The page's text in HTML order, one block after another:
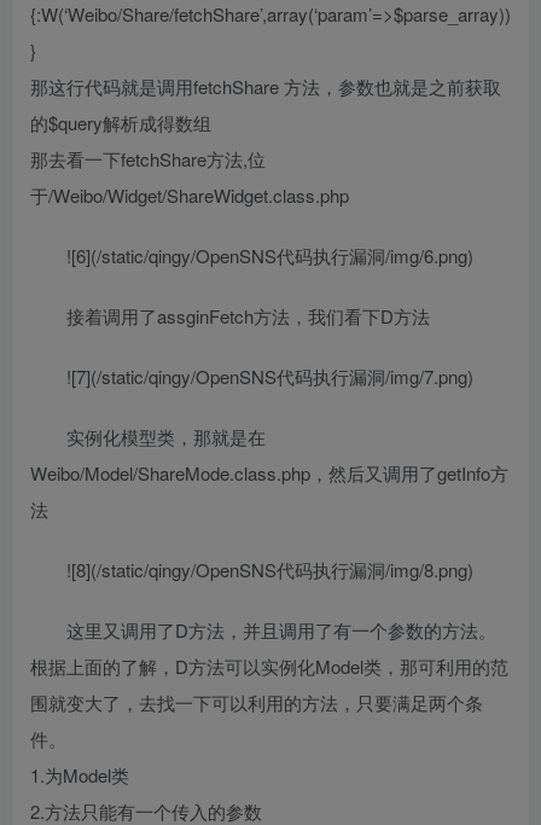
{:W(‘Weibo/Share/fetchShare’,array(‘param’=>$parse_array))
}
那这行代码就是调用fetchShare 方法，参数也就是之前获取
的$query解析成得数组
那去看一下fetchShare方法,位
于/Weibo/Widget/ShareWidget.class.php
![6](/static/qingy/OpenSNS代码执行漏洞/img/6.png)
接着调用了assginFetch方法，我们看下D方法
![7](/static/qingy/OpenSNS代码执行漏洞/img/7.png)
实例化模型类，那就是在
Weibo/Model/ShareMode.class.php，然后又调用了getInfo方
法
![8](/static/qingy/OpenSNS代码执行漏洞/img/8.png)
这里又调用了D方法，并且调用了有一个参数的方法。
根据上面的了解，D方法可以实例化Model类，那可利用的范
围就变大了，去找一下可以利用的方法，只要满足两个条
件。
1.为Model类
2.方法只能有一个传入的参数